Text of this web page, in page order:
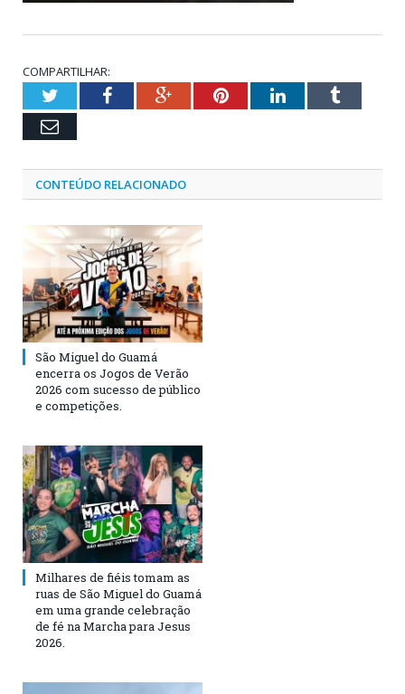
COMPARTILHAR:
TwitterFacebookGoogle+PinterestLinkedInTumblr
Email
CONTEÚDO RELACIONADO
São Miguel do Guamá
encerra os Jogos de Verão
2026 com sucesso de público
e competições.
Milhares de fiéis tomam as
ruas de São Miguel do Guamá
em uma grande celebração
de fé na Marcha para Jesus
2026.